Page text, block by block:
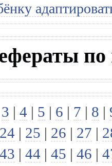
по
3 | 4 | 5 | 6 | 7 | 8 |
24 | 25 | 26 | 27 |
43 | 44 | 45 | 46 |